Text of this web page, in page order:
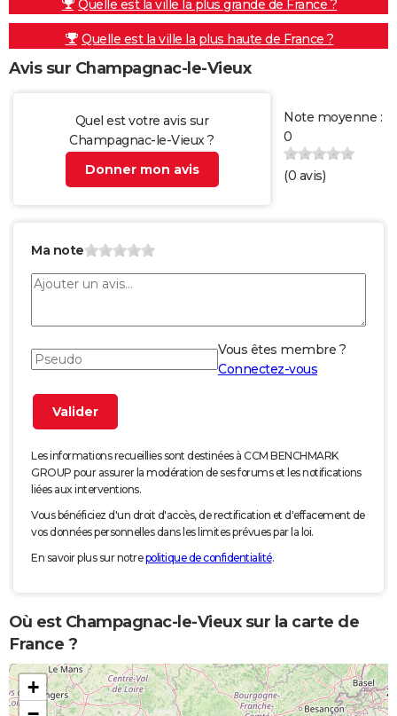
Quelle est la ville la plus grande de France ?
Quelle est la ville la plus haute de France ?
Avis sur Champagnac-le-Vieux
Quel est votre avis sur
Champagnac-le-Vieux ?
Donner mon avis
Note moyenne :
0
(0 avis)
Ma note
Vous êtes membre ?
Connectez-vous
Les informations recueillies sont destinées à CCM BENCHMARK
GROUP pour assurer la modération de ses forums et les notifications
liées aux interventions.
Vous bénéficiez d'un droit d'accès, de rectification et d'effacement de
vos données personnelles dans les limites prévues par la loi.
En savoir plus sur notrepolitique de confidentialité.
Où est Champagnac-le-Vieux sur la carte de
France ?
+